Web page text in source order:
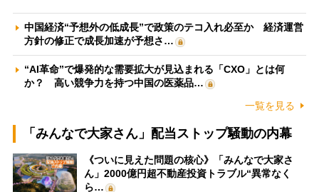
中国経済“予想外の低成長”で政策のテコ入れ必至か 経済運営
方針の修正で成長加速が予想さ…
“AI革命”で爆発的な需要拡大が見込まれる「CXO」とは何
か？ 高い競争力を持つ中国の医薬品…
一覧を見る
「みんなで大家さん」配当ストップ騒動の内幕
《ついに見えた問題の核心》「みんなで大家さ
ん」2000億円超不動産投資トラブル“異常なく
ら…